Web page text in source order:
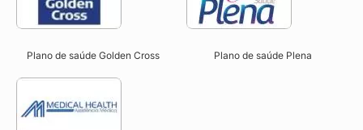
Plano de saúde Golden Cross Plano de saúde Plena